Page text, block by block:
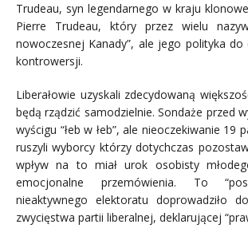
Trudeau, syn legendarnego w kraju
Pierre Trudeau, który przez wielu
nowoczesnej Kanady”, ale jego polityka do
kontrowersji.
Liberałowie uzyskali zdecydowaną
będą rządzić samodzielnie. Sondaże przed
wyścigu “łeb w łeb”, ale nieoczekiwanie 19
ruszyli wyborcy którzy dotychczas
wpływ na to miał urok osobisty
emocjonalne przemówienia. To
nieaktywnego elektoratu doprowadziło
zwycięstwa partii liberalnej, deklarującej